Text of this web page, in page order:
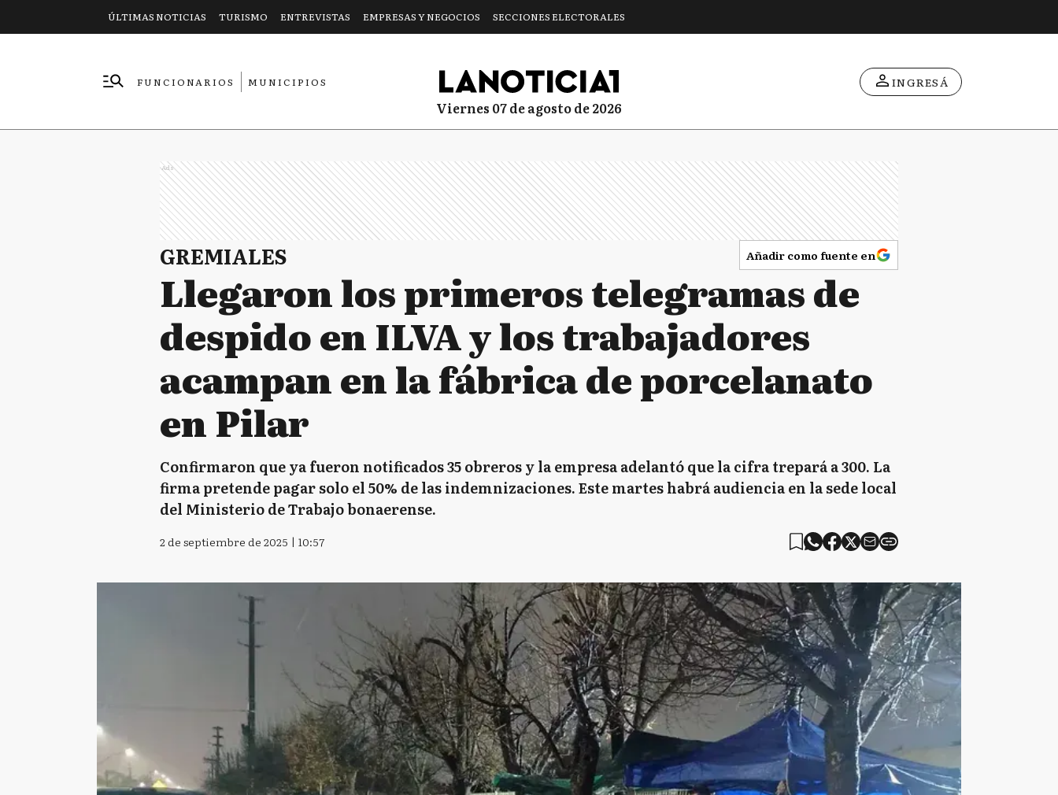
ÚLTIMAS NOTICIAS TURISMO ENTREVISTAS EMPRESAS Y NEGOCIOS SECCIONES ELECTORALES
FUNCIONARIOS
MUNICIPIOS
viernes 07 de agosto de 2026
INGRESÁ
Ads
GREMIALES Añadir como fuente en
Llegaron los primeros telegramas de
despido en ILVA y los trabajadores
acampan en la fábrica de porcelanato
en Pilar
Confirmaron que ya fueron notificados 35 obreros y la empresa adelantó que la cifra trepará a 300. La
firma pretende pagar solo el 50% de las indemnizaciones. Este martes habrá audiencia en la sede local
del Ministerio de Trabajo bonaerense.
2 de septiembre de 2025 | 10:57